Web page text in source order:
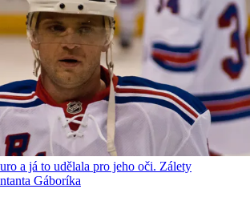
a já to udělala pro jeho oči. Zálety
Gáboríka